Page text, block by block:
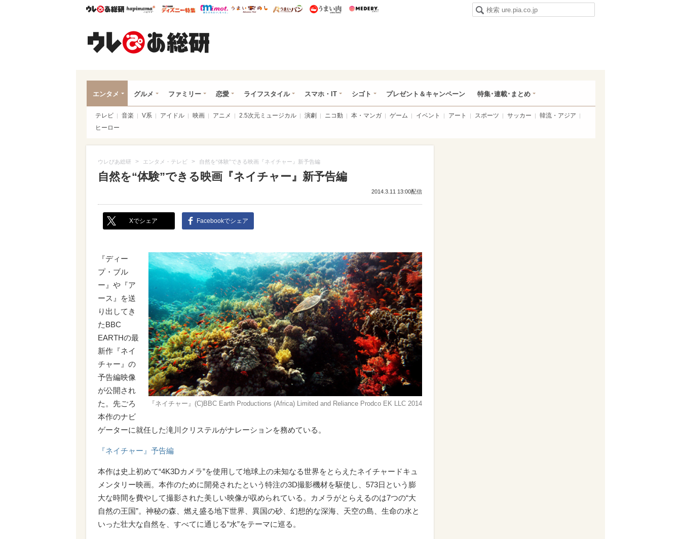
ウレぴあ総研ハピママ* ウレぴあ総研 ディズニー特集
mimot. うまいめし うまいパン うまい肉
エンタメ グルメ ファミリー 恋愛 ライフスタイル スマホ・IT シゴト プレゼント＆キャンペーン 特集･連載･まとめ
テレビ 音楽 V系 アイドル 映画 アニメ 2.5次元ミュージカル 演劇 ニコ動 本・マンガ ゲーム イベント アート スポーツ サッカー
韓流・アジア
ヒーロー
ウレぴあ総研 > エンタメ・テレビ > 自然を“体験”できる映画『ネイチャー』新予告編
自然を“体験”できる映画『ネイチャー』新予告編
2014.3.11 13:00配信
Xでシェア Facebookでシェア
『ネイチャー』(C)BBC Earth Productions (Africa) Limited and Reliance Prodco EK LLC 2014
『ディー
プ・ブル
ー』や『ア
ース』を送
り出してき
たBBC
EARTHの最
新作『ネイ
チャー』の
予告編映像
が公開され
た。先ごろ
本作のナビ
ゲーターに就任した滝川クリステルがナレーションを務めている。
『ネイチャー』予告編
本作は史上初めて“4K3Dカメラ”を使用して地球上の未知なる世界をとらえたネイチャードキュ
メンタリー映画。本作のために開発されたという特注の3D撮影機材を駆使し、573日という膨
大な時間を費やして撮影された美しい映像が収められている。カメラがとらえるのは7つの“大
自然の王国”。神秘の森、燃え盛る地下世界、異国の砂、幻想的な深海、天空の島、生命の水と
いった壮大な自然を、すべてに通じる“水”をテーマに巡る。